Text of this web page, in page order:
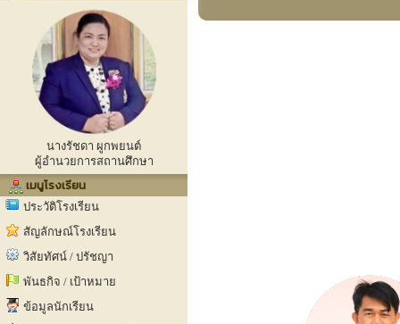
นางรัชดา ผูกพยนต์
ผู้อำนวยการสถานศึกษา
เมนูโรงเรียน
ประวัติโรงเรียน
สัญลักษณ์โรงเรียน
วิสัยทัศน์ / ปรัชญา
พันธกิจ / เป้าหมาย
ข้อมูลนักเรียน